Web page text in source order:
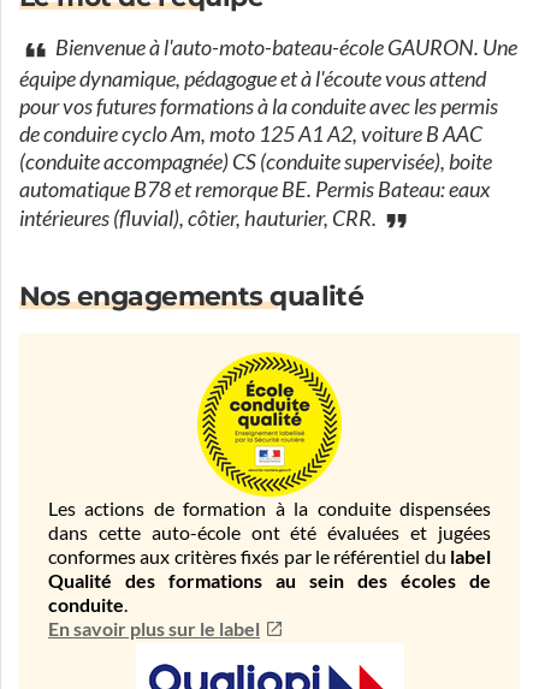
Bienvenue à l'auto-moto-bateau-école GAURON. Une
équipe dynamique, pédagogue et à l'écoute vous attend
pour vos futures formations à la conduite avec les permis
de conduire cyclo Am, moto 125 A1 A2, voiture B AAC
(conduite accompagnée) CS (conduite supervisée), boite
automatique B78 et remorque BE. Permis Bateau: eaux
intérieures (fluvial), côtier, hauturier, CRR.
Nos engagements qualité
Les actions de formation à la conduite dispensées
dans cette auto-école ont été évaluées et jugées
conformes aux critères fixés par le référentiel du label
Qualité des formations au sein des écoles de
conduite.
En savoir plus sur le label